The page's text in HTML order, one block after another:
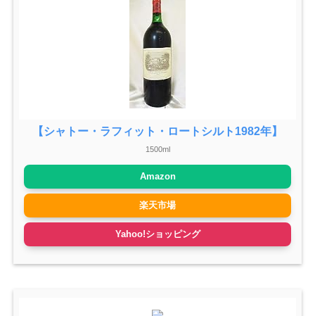
【シャトー・ラフィット・ロートシルト1982年】
1500ml
Amazon
楽天市場
Yahoo!ショッピング